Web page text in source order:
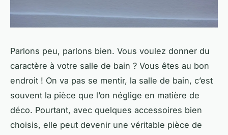
Parlons peu, parlons bien. Vous voulez donner du
caractère à votre salle de bain ? Vous êtes au bon
endroit ! On va pas se mentir, la salle de bain, c’est
souvent la pièce que l’on néglige en matière de
déco. Pourtant, avec quelques accessoires bien
choisis, elle peut devenir une véritable pièce de